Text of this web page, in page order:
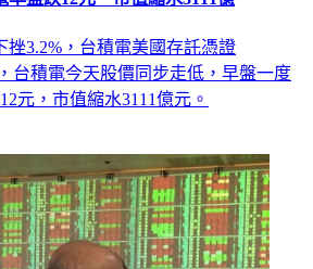
挫3.2%，台積電美國存託憑證
台積電今天股價同步走低，早盤一度
元，市值縮水3111億元。